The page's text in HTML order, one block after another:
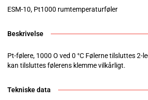
ESM-10, Pt1000 rumtemperaturføler
Beskrivelse
Pt-følere, 1000 O ved 0 °C Følerne tilsluttes 2-
kan tilsluttes følerens klemme vilkårligt.
Tekniske data